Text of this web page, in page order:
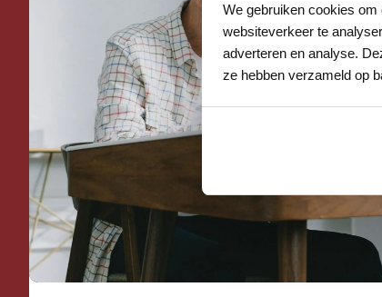
We gebruiken cookies
websiteverkeer te
adverteren en analyse.
ze hebben verzameld op